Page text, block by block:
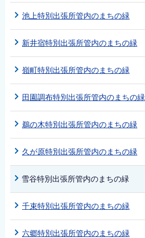
池上特別出張所管内のまちの緑
新井宿特別出張所管内のまちの緑
嶺町特別出張所管内のまちの緑
田園調布特別出張所管内のまちの緑
鵜の木特別出張所管内のまちの緑
久が原特別出張所管内のまちの緑
雪谷特別出張所管内のまちの緑
千束特別出張所管内のまちの緑
六郷特別出張所管内のまちの緑